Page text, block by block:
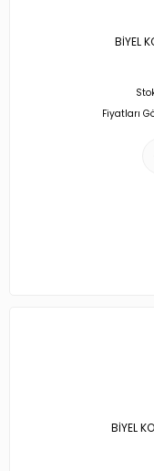
BİYEL
Fiyatları
BİYEL